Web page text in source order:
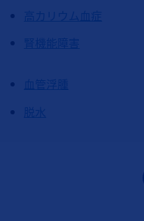
高カリウム血症
腎機能障害
血管浮腫
脱水